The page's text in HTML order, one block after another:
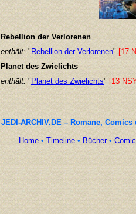
Rebellion der Verlorenen
enthält:"Rebellion der Verlorenen"[17
Planet des Zwielichts
enthält:"Planet des Zwielichts" [13
JEDI-ARCHIV.DE – Romane,
Home • Timeline• Bücher•